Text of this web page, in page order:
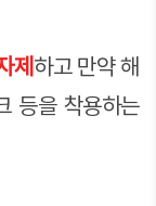
제 하고 만약 해
등을 착용하는